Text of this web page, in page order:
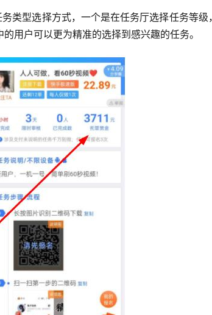
类型选择方式，一个是在任务厅选择任务等级
用户可以更为精准的选择到感兴趣的任务。